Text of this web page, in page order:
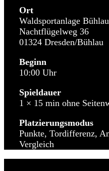
Ort
Waldsportanlage Bühlau
Nachtflügelweg 36
01324 Dresden/Bühlau
Beginn
10:00 Uhr
Spieldauer
1 × 15 min ohne
Platzierungsmodus
Punkte, Tordifferenz,
Vergleich